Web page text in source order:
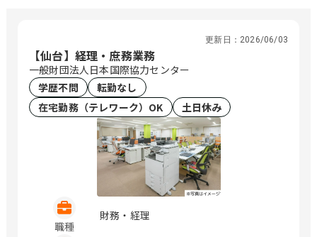
更新日： 2026/06/03
【仙台】経理・庶務業務
一般財団法人日本国際協力センター
学歴不問
転勤なし
在宅勤務（テレワーク）OK
土日休み
職種
財務・経理